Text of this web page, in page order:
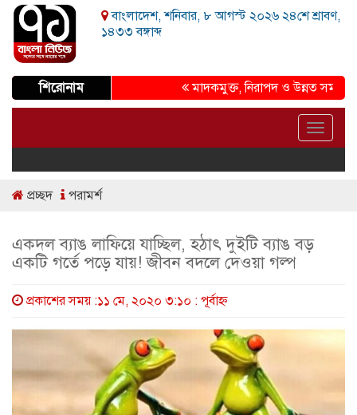
বাংলাদেশ, শনিবার, ৮ আগস্ট ২০২৬ ২৪শে শ্রাবণ,
১৪৩৩ বঙ্গাব্দ
শিরোনাম মাদকমুক্ত, নিরাপদ ও উন্নত সমাজ গড়ার
Toggle
প্রচ্ছদ পরামর্শ
একদল ব্যাঙ লাফিয়ে যাচ্ছিল, হঠাৎ দুইটি ব্যাঙ বড়
একটি গর্তে পড়ে যায়! জীবন বদলে দেওয়া গল্প
প্রকাশের সময় :১১ মে, ২০২০ ৩:১০ : পূর্বাহ্ণ